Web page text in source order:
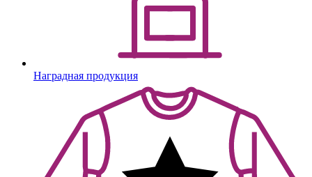
Наградная продукция